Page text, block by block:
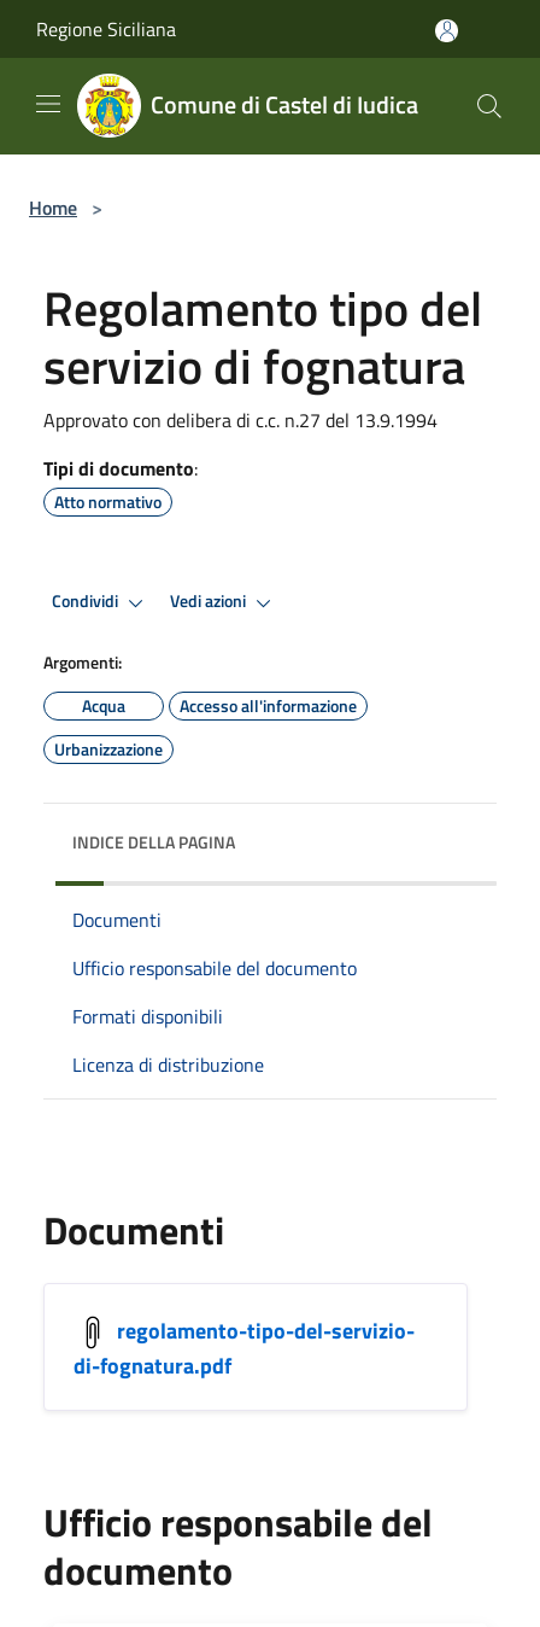
Regione Siciliana
Comune di Castel di Iudica
Home >
Regolamento tipo del
servizio di fognatura
Approvato con delibera di c.c. n.27 del 13.9.1994
Tipi di documento:
Atto normativo
Condividi Vedi azioni
Argomenti:
Acqua
Accesso all'informazione
Urbanizzazione
INDICE DELLA PAGINA
Documenti
Ufficio responsabile del documento
Formati disponibili
Licenza di distribuzione
Documenti
regolamento-tipo-del-servizio-
di-fognatura.pdf
Ufficio responsabile del
documento